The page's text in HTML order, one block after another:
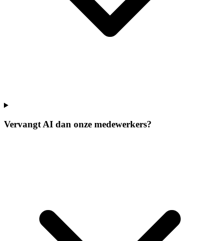
Vervangt AI dan onze medewerkers?